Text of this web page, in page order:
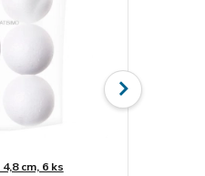
cm, 6 ks